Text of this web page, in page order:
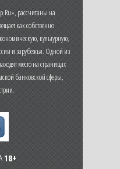
рассчитаны на
как собственно
культурную,
и зарубежья. Одной из
место на страницах
банковской сферы,
18+